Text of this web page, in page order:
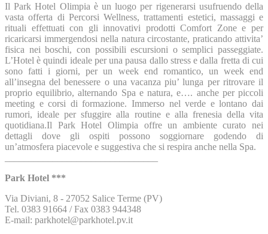
Il Park Hotel Olimpia è un luogo per rigenerarsi usufruendo della
vasta offerta di Percorsi Wellness, trattamenti estetici, massaggi e
rituali effettuati con gli innovativi prodotti Comfort Zone e per
ricaricarsi immergendosi nella natura circostante, praticando attivita’
fisica nei boschi, con possibili escursioni o semplici passeggiate.
L’Hotel è quindi ideale per una pausa dallo stress e dalla fretta di cui
sono fatti i giorni, per un week end romantico, un week end
all’insegna del benessere o una vacanza piu’ lunga per ritrovare il
proprio equilibrio, alternando Spa e natura, e…. anche per piccoli
meeting e corsi di formazione. Immerso nel verde e lontano dai
rumori, ideale per sfuggire alla routine e alla frenesia della vita
quotidiana.Il Park Hotel Olimpia offre un ambiente curato nei
dettagli dove gli ospiti possono soggiornare godendo di
un’atmosfera piacevole e suggestiva che si respira anche nella Spa.
Park Hotel ***
Via Diviani, 8 - 27052 Salice Terme (PV)
Tel. 0383 91664 / Fax 0383 944348
E-mail: parkhotel@parkhotel.pv.it